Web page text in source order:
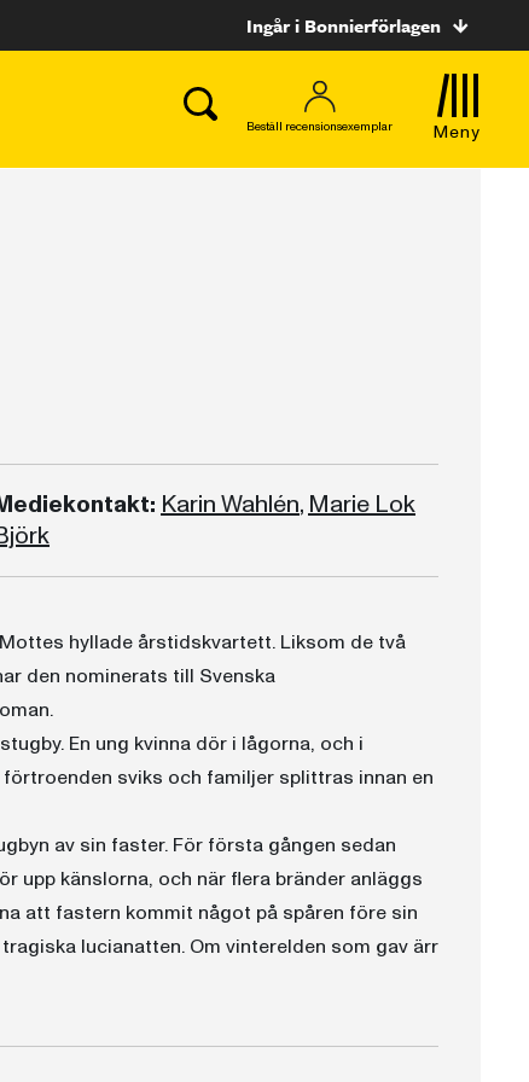
Ingår i Bonnierförlagen
Beställ recensionsexemplar Meny
Karin Wahlén,Marie Lok
hyllade årstidskvartett. Liksom de två
den nominerats till Svenska
En ung kvinna dör i lågorna, och i
sviks och familjer splittras innan en
av sin faster. För första gången sedan
upp känslorna, och när flera bränder anläggs
att fastern kommit något på spåren före sin
lucianatten. Om vinterelden som gav ärr